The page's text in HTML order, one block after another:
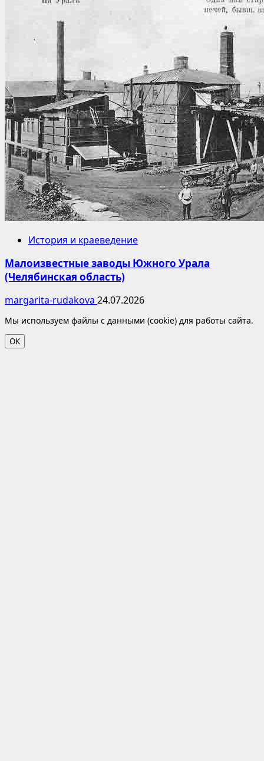
История и краеведение
Малоизвестные заводы Южного Урала
(Челябинская область)
margarita-rudakova 24.07.2026
Мы используем файлы с данными (cookie) для работы сайта.
ОК